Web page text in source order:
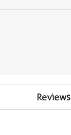
Reviews